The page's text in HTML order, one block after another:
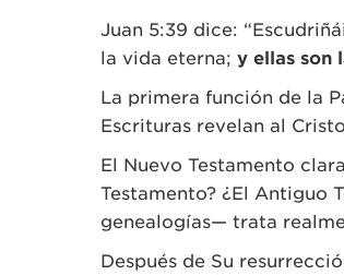
Juan 5:39 dice:
la vida eterna; y ellas son
La primera función de la
Escrituras revelan al
El Nuevo Testamento
Testamento? ¿El Antiguo
genealogías— trata
Después de Su